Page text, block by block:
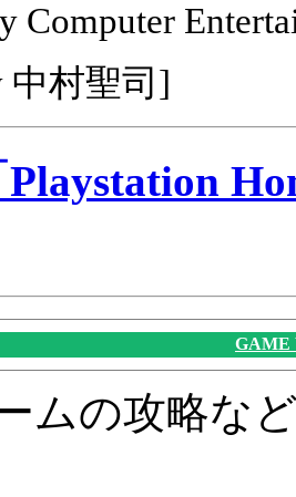
Computer
中村聖司]
Playstation
GAME
ムの攻略な